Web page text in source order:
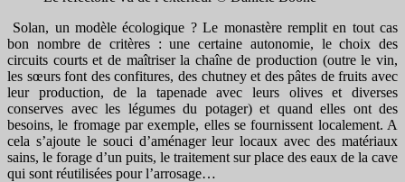
Solan, un modèle écologique ? Le monastère remplit en tout cas
bon nombre de critères : une certaine autonomie, le choix des
circuits courts et de maîtriser la chaîne de production (outre le vin,
les sœurs font des confitures, des chutney et des pâtes de fruits avec
leur production, de la tapenade avec leurs olives et diverses
conserves avec les légumes du potager) et quand elles ont des
besoins, le fromage par exemple, elles se fournissent localement. A
cela s’ajoute le souci d’aménager leur locaux avec des matériaux
sains, le forage d’un puits, le traitement sur place des eaux de la cave
qui sont réutilisées pour l’arrosage…